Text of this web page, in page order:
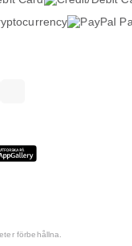
förbehållna.